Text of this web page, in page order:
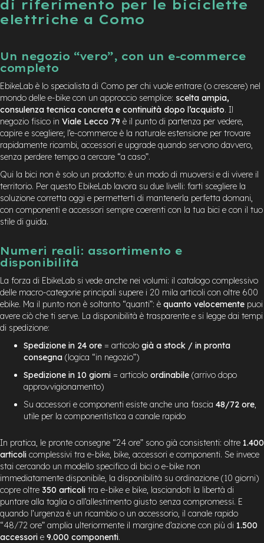
di riferimento per le biciclette
elettriche a Como
Un negozio “vero”, con un e-commerce
completo
EbikeLab è lo specialista di Como per chi vuole entrare (o crescere) nel
mondo delle e-bike con un approccio semplice: scelta ampia,
consulenza tecnica concreta e continuità dopo l’acquisto. Il
negozio fisico in Viale Lecco 79 è il punto di partenza per vedere,
capire e scegliere; l’e-commerce è la naturale estensione per trovare
rapidamente ricambi, accessori e upgrade quando servono davvero,
senza perdere tempo a cercare “a caso”.
Qui la bici non è solo un prodotto: è un modo di muoversi e di vivere il
territorio. Per questo EbikeLab lavora su due livelli: farti scegliere la
soluzione corretta oggi e permetterti di mantenerla perfetta domani,
con componenti e accessori sempre coerenti con la tua bici e con il tuo
stile di guida.
Numeri reali: assortimento e
disponibilità
La forza di EbikeLab si vede anche nei volumi: il catalogo complessivo
delle macro-categorie principali supere i 20 mila articoli con oltre 600
ebike. Ma il punto non è soltanto “quanti”: è quanto velocemente puoi
avere ciò che ti serve. La disponibilità è trasparente e si legge dai tempi
di spedizione:
Spedizione in 24 ore = articolo già a stock / in pronta
consegna (logica “in negozio”)
Spedizione in 10 giorni = articolo ordinabile (arrivo dopo
approvvigionamento)
Su accessori e componenti esiste anche una fascia 48/72 ore,
utile per la componentistica a canale rapido
In pratica, le pronte consegne “24 ore” sono già consistenti: oltre 1.400
articoli complessivi tra e-bike, bike, accessori e componenti. Se invece
stai cercando un modello specifico di bici o e-bike non
immediatamente disponibile, la disponibilità su ordinazione (10 giorni)
copre oltre 350 articoli tra e-bike e bike, lasciandoti la libertà di
puntare alla taglia o all’allestimento giusto senza compromessi. E
quando l’urgenza è un ricambio o un accessorio, il canale rapido
“48/72 ore” amplia ulteriormente il margine d’azione con più di 1.500
accessori e 9.000 componenti.